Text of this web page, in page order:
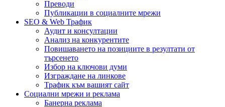
Преводи
Публикации в социалните мрежи
SEO & Web Трафик
Аудит и консултации
Анализ на конкурентите
Повишаването на позициите в резултати от
търсенето
Избор на ключови думи
Изграждане на линкове
Трафик към вашият сайт
Социални мрежи и реклама
Банерна реклама